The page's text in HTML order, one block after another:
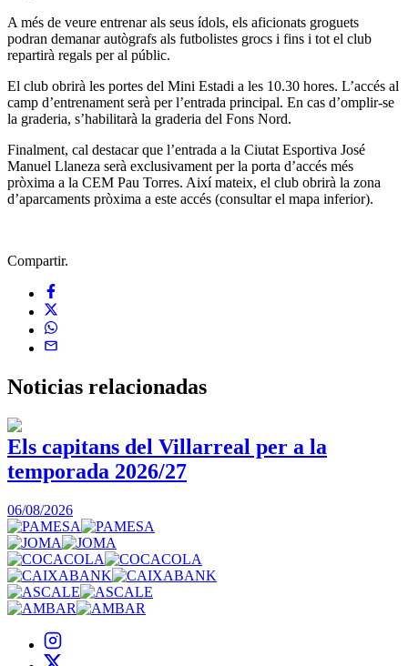
A més de veure entrenar als seus ídols, els aficionats groguets
podran demanar autògrafs als futbolistes grocs i fins i tot el club
repartirà regals per al públic.
El club obrirà les portes del Mini Estadi a les 10.30 hores. L’accés al
camp d’entrenament serà per l’entrada principal. En cas d’omplir-se
la graderia, s’habilitarà la graderia del Fons Nord.
Finalment, cal destacar que l’entrada a la Ciutat Esportiva José
Manuel Llaneza serà exclusivament per la porta d’accés més
pròxima a la CEM Pau Torres. Així mateix, el club obrirà la zona
d’aparcaments pròxima a este accés (consultar el mapa inferior).
Compartir.
Noticias relacionadas
Els capitans del Villarreal per a la
temporada 2026/27
06/08/2026